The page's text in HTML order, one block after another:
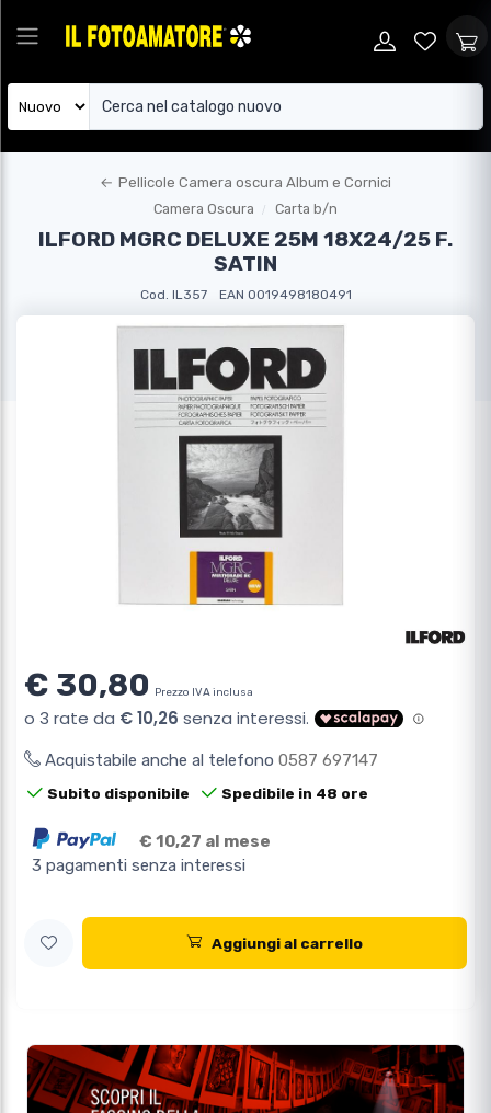
← Pellicole Camera oscura Album e Cornici
Camera Oscura
Carta b/n
ILFORD MGRC DELUXE 25M 18X24/25 F.
SATIN
Cod. IL357 EAN 0019498180491
€ 30,80 Prezzo IVA inclusa
Acquistabile anche al telefono 0587 697147
Subito disponibile Spedibile in 48 ore
€ 10,27 al mese
3 pagamenti senza interessi
Aggiungi al carrello